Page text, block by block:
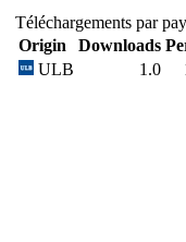
Téléchargements par
Origin
Downloads
ULB
1.0